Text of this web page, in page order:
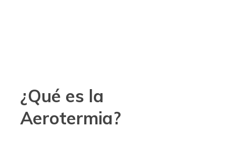
¿Qué es la
Aerotermia?